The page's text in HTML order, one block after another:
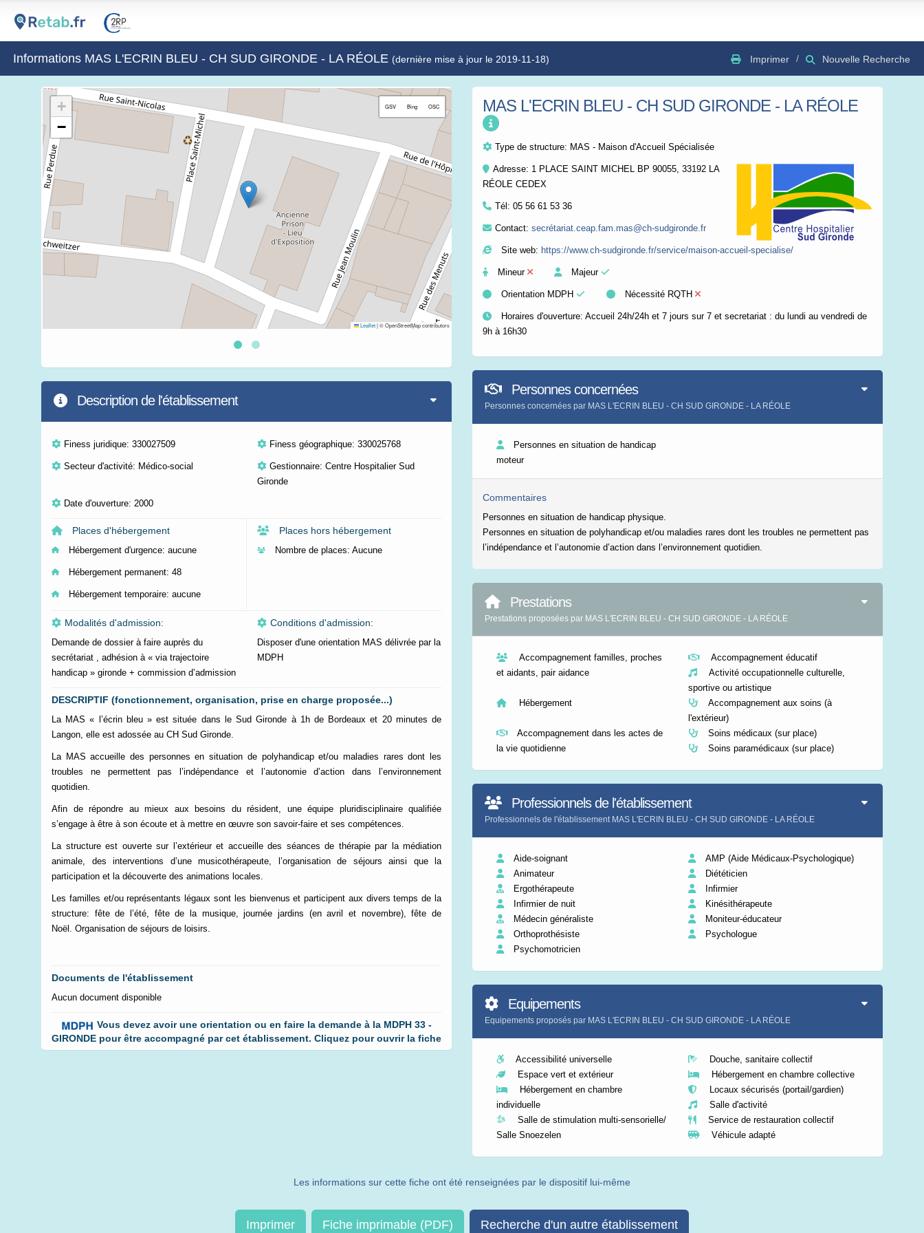
Informations MAS L'ECRIN BLEU - CH SUD GIRONDE - LA RÉOLE (dernière mise à jour le 2019-11-18) Imprimer Nouvelle Recherche
+
−
GSV Bing OSC
Leaflet|© OpenStreetMap contributors
GSV Bing OSC
Description de l'établissement
Finess juridique: 330027509 Finess géographique: 330025768
Secteur d'activité: Médico-social
Gestionnaire: Centre Hospitalier Sud
Gironde
Date d'ouverture: 2000
Places d'hébergement
Hébergement d'urgence: aucune
Hébergement permanent: 48
Hébergement temporaire: aucune
Places hors hébergement
Nombre de places: Aucune
Modalités d'admission:
Demande de dossier à faire auprès du
secrétariat , adhésion à « via trajectoire
handicap » gironde + commission d’admission
Conditions d'admission:
Disposer d'une orientation MAS délivrée par la
MDPH
DESCRIPTIF (fonctionnement, organisation, prise en charge proposée...)
La MAS « l’écrin bleu » est située dans le Sud Gironde à 1h de Bordeaux et 20 minutes de
Langon, elle est adossée au CH Sud Gironde.
La MAS accueille des personnes en situation de polyhandicap et/ou maladies rares dont les
troubles ne permettent pas l’indépendance et l’autonomie d’action dans l’environnement
quotidien.
Afin de répondre au mieux aux besoins du résident, une équipe pluridisciplinaire qualifiée
s’engage à être à son écoute et à mettre en œuvre son savoir-faire et ses compétences.
La structure est ouverte sur l’extérieur et accueille des séances de thérapie par la médiation
animale, des interventions d’une musicothérapeute, l’organisation de séjours ainsi que la
participation et la découverte des animations locales.
Les familles et/ou représentants légaux sont les bienvenus et participent aux divers temps de la
structure: fête de l’été, fête de la musique, journée jardins (en avril et novembre), fête de
Noël. Organisation de séjours de loisirs.
Documents de l'établissement
Aucun document disponible
Vous devez avoir une orientation ou en faire la demande à la MDPH 33 -
GIRONDE pour être accompagné par cet établissement. Cliquez pour ouvrir la fiche
MAS L'ECRIN BLEU - CH SUD GIRONDE - LA RÉOLE
Type de structure: MAS - Maison d'Accueil Spécialisée
Adresse: 1 PLACE SAINT MICHEL BP 90055, 33192 LA
RÉOLE CEDEX
Tél: 05 56 61 53 36
Contact: secrétariat.ceap.fam.mas@ch-sudgironde.fr
Site web: https://www.ch-sudgironde.fr/service/maison-accueil-specialise/
Mineur Majeur
Orientation MDPH Nécessité RQTH
Horaires d'ouverture: Accueil 24h/24h et 7 jours sur 7 et secretariat : du lundi au vendredi de
9h à 16h30
Personnes concernées
Personnes concernées par MAS L'ECRIN BLEU - CH SUD GIRONDE - LA RÉOLE
Personnes en situation de handicap
moteur
Commentaires
Personnes en situation de handicap physique.
Personnes en situation de polyhandicap et/ou maladies rares dont les troubles ne permettent pas
l’indépendance et l’autonomie d’action dans l’environnement quotidien.
Prestations
Prestations proposées par MAS L'ECRIN BLEU - CH SUD GIRONDE - LA RÉOLE
Accompagnement familles, proches
et aidants, pair aidance
Accompagnement éducatif
Activité occupationnelle culturelle,
sportive ou artistique
Hébergement
Accompagnement aux soins (à
l'extérieur)
Accompagnement dans les actes de
la vie quotidienne
Soins médicaux (sur place)
Soins paramédicaux (sur place)
Professionnels de l'établissement
Professionnels de l'établissement MAS L'ECRIN BLEU - CH SUD GIRONDE - LA RÉOLE
Aide-soignant
AMP (Aide Médicaux-Psychologique)
Animateur
Diététicien
Ergothérapeute
Infirmier
Infirmier de nuit
Kinésithérapeute
Médecin généraliste
Moniteur-éducateur
Orthoprothésiste
Psychologue
Psychomotricien
Equipements
Equipements proposés par MAS L'ECRIN BLEU - CH SUD GIRONDE - LA RÉOLE
Accessibilité universelle
Douche, sanitaire collectif
Espace vert et extérieur
Hébergement en chambre collective
Hébergement en chambre
individuelle
Locaux sécurisés (portail/gardien)
Salle d'activité
Salle de stimulation multi-sensorielle/
Salle Snoezelen
Service de restauration collectif
Véhicule adapté
Les informations sur cette fiche ont été renseignées par le dispositif lui-même
Imprimer Fiche imprimable (PDF) Recherche d'un autre établissement